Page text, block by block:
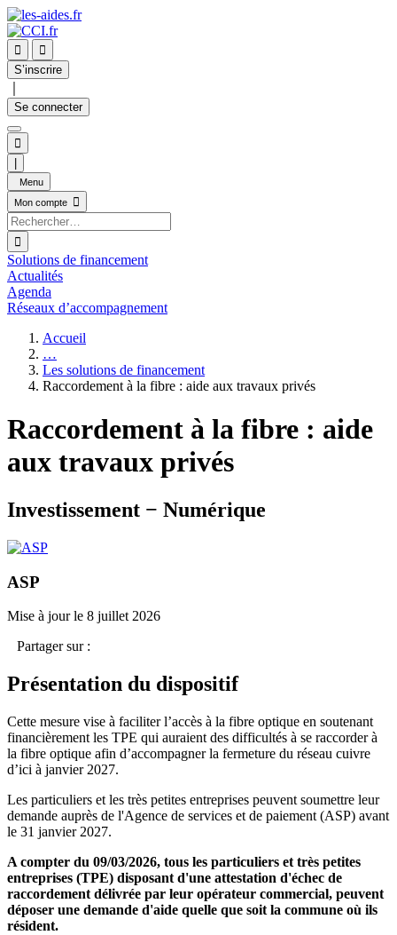


S’inscrire
Se connecter

Menu
Mon compte


Solutions de financement
Actualités
Agenda
Réseaux d’accompagnement
Accueil
…
Les solutions de financement
Raccordement à la fibre : aide aux travaux privés
Raccordement à la fibre : aide
aux travaux privés
Investissement − Numérique
ASP
Mise à jour le 8 juillet 2026
Partager sur :
Présentation du dispositif
Cette mesure vise à faciliter l’accès à la fibre optique en soutenant
financièrement les TPE qui auraient des difficultés à se raccorder à
la fibre optique afin d’accompagner la fermeture du réseau cuivre
d’ici à janvier 2027.
Les particuliers et les très petites entreprises peuvent soumettre leur
demande auprès de l'Agence de services et de paiement (ASP) avant
le 31 janvier 2027.
A compter du 09/03/2026, tous les particuliers et très petites
entreprises (TPE) disposant d'une attestation d'échec de
raccordement délivrée par leur opérateur commercial, peuvent
déposer une demande d'aide quelle que soit la commune où ils
résident.